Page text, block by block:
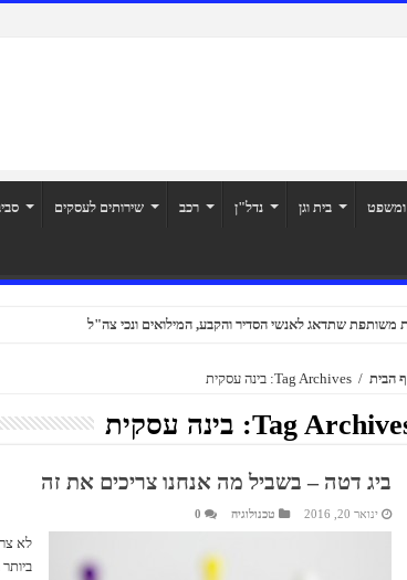
ומשפט בית וגן נדל"ן רכב שירותים לעסקים
משותפת שתדאג לאנשי הסדיר והקבע, המילואים ונכי צה"ל
הבית / Tag Archives: בינה עסקית
Tag בינה עסקית
ביג דטה – בשביל מה אנחנו צריכים את זה
ינואר 20, 2016 טכנולוגיה 0
לא